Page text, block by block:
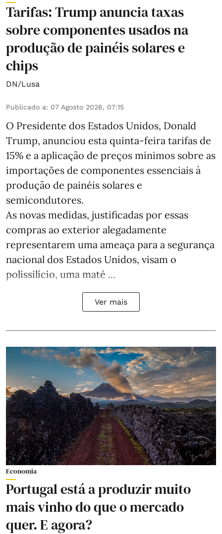
Tarifas: Trump anuncia taxas
sobre componentes usados na
produção de painéis solares e
chips
DN/Lusa
Publicado a: 07 Agosto 2026, 07:15
O Presidente dos Estados Unidos, Donald
Trump, anunciou esta quinta-feira tarifas de
15% e a aplicação de preços mínimos sobre as
importações de componentes essenciais à
produção de painéis solares e
semicondutores.
As novas medidas, justificadas por essas
compras ao exterior alegadamente
representarem uma ameaça para a segurança
nacional dos Estados Unidos, visam o
polissilício, uma maté ...
Ver mais
Economia
Portugal está a produzir muito
mais vinho do que o mercado
quer. E agora?